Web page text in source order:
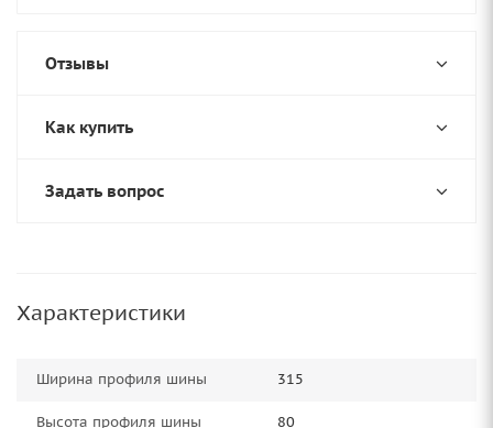
Отзывы
Как купить
Задать вопрос
Характеристики
Ширина профиля шины 315
Высота профиля шины 80